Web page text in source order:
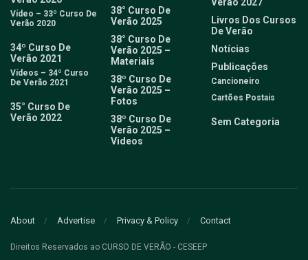
Vídeo – 33º Curso De
Verão 2020
34º Curso De
Verão 2021
Vídeos – 34º Curso
De Verão 2021
35° Curso De
Verão 2022
38° Curso De
Verão 2025
38° Curso De
Verão 2025 –
Materiais
38º Curso De
Verão 2025 –
Fotos
38º Curso De
Verão 2025 –
Videos
Livros Dos Cursos
De Verão
Notícias
Publicações
Cancioneiro
Cartões Postais
Sem Categoria
About Advertise Privacy & Policy Contact
Direitos Reservados ao CURSO DE VERÃO - CESEEP